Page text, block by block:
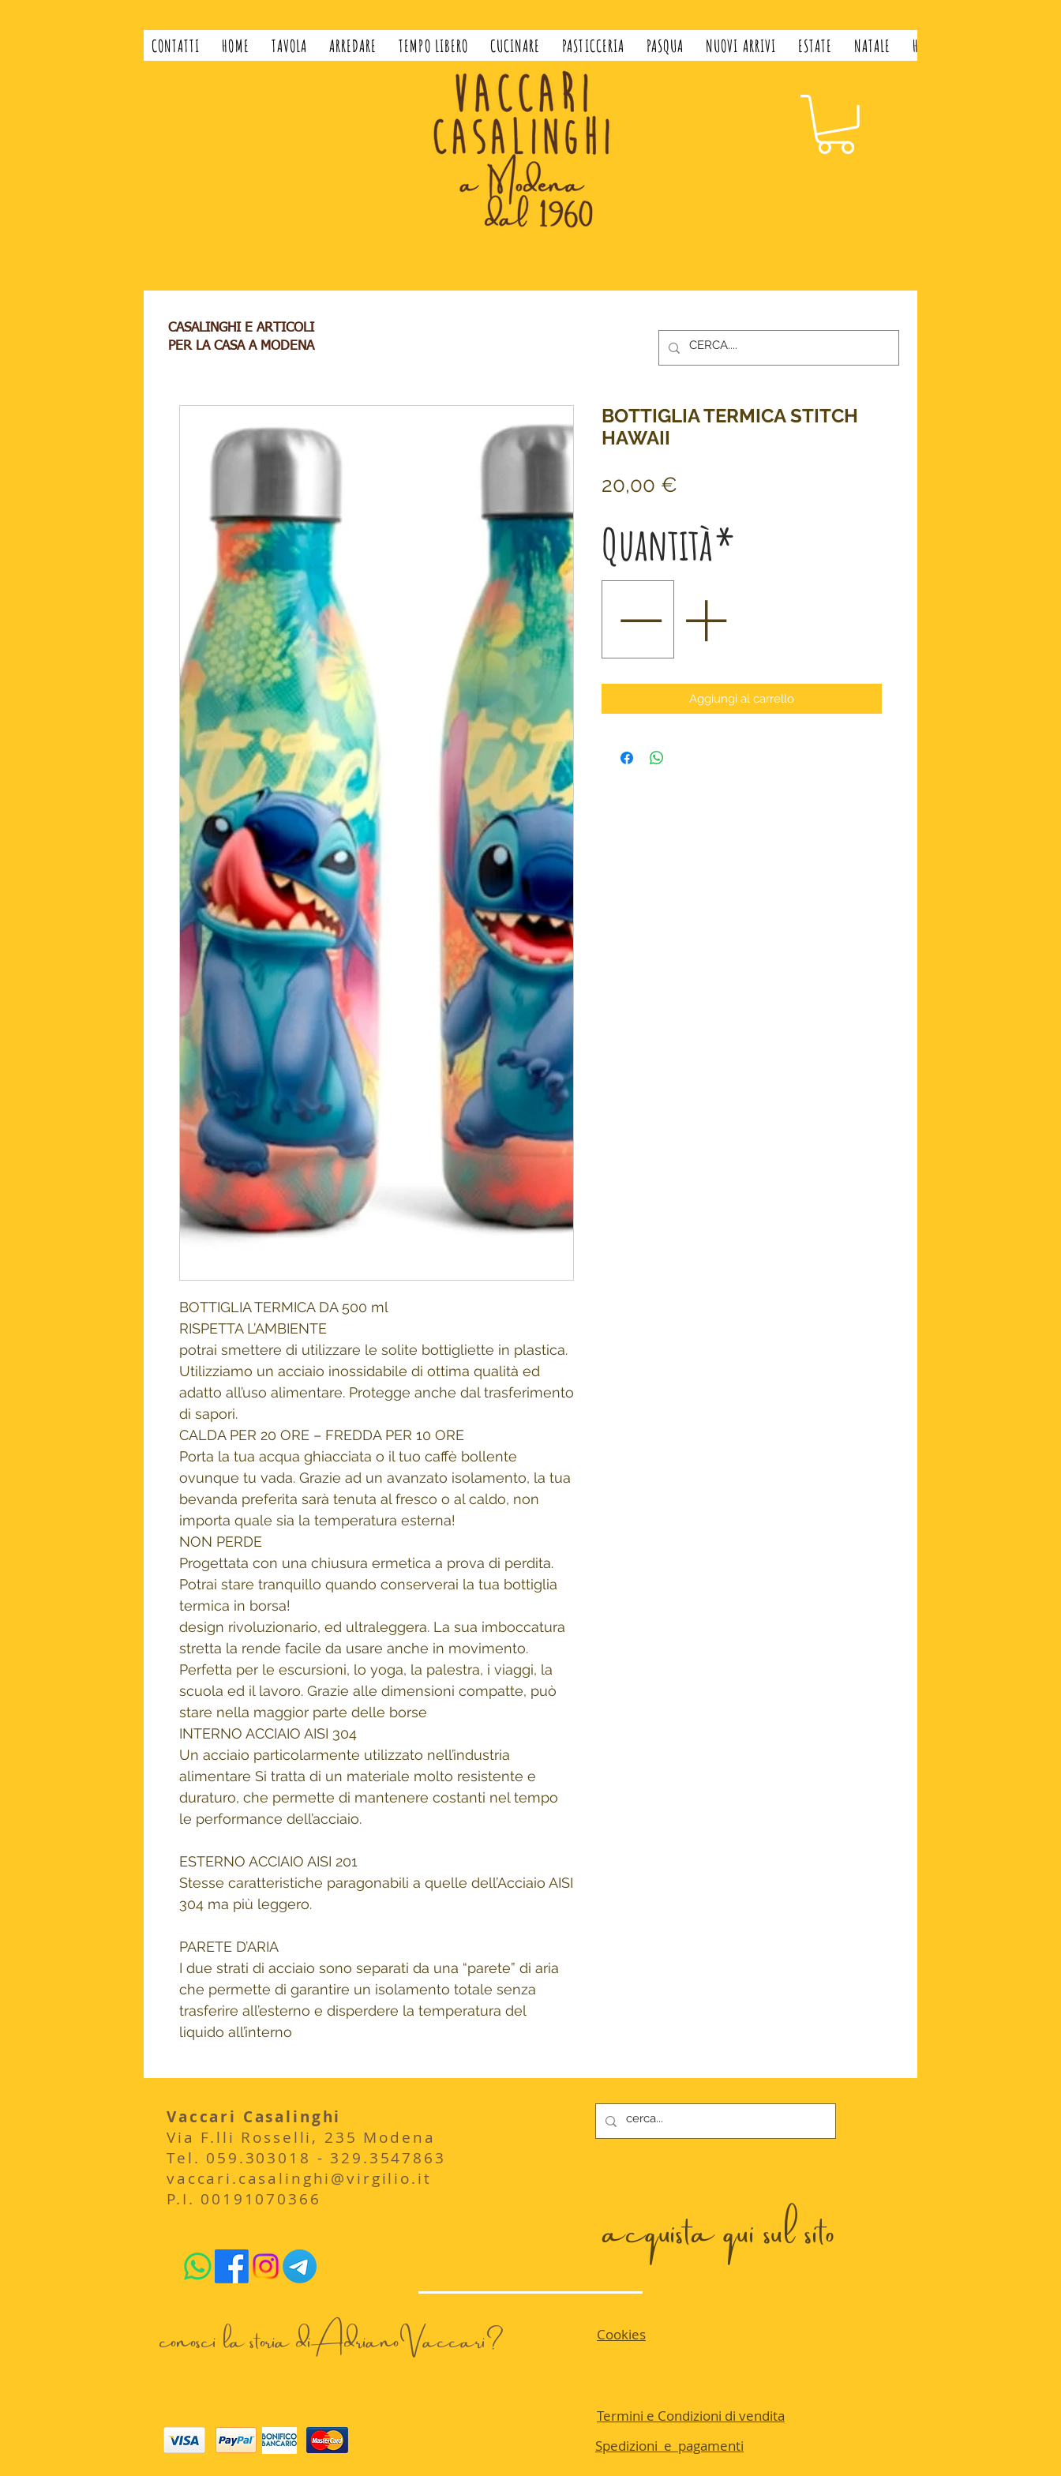
CONTATTI HOME TAVOLA ARREDARE TEMPO LIBERO CUCINARE PASTICCERIA PASQUA NUOVI ARRIVI ESTATE NATALE H&H LIFESTYLE
CASALINGHI E ARTICOLI
PER LA CASA A MODENA
BOTTIGLIA TERMICA DA 500 ml
RISPETTA L’AMBIENTE
potrai smettere di utilizzare le solite bottigliette in plastica.
Utilizziamo un acciaio inossidabile di ottima qualità ed
adatto all’uso alimentare. Protegge anche dal trasferimento
di sapori.
CALDA PER 20 ORE – FREDDA PER 10 ORE
Porta la tua acqua ghiacciata o il tuo caffè bollente
ovunque tu vada. Grazie ad un avanzato isolamento, la tua
bevanda preferita sarà tenuta al fresco o al caldo, non
importa quale sia la temperatura esterna!
NON PERDE
Progettata con una chiusura ermetica a prova di perdita.
Potrai stare tranquillo quando conserverai la tua bottiglia
termica in borsa!
design rivoluzionario, ed ultraleggera. La sua imboccatura
stretta la rende facile da usare anche in movimento.
Perfetta per le escursioni, lo yoga, la palestra, i viaggi, la
scuola ed il lavoro. Grazie alle dimensioni compatte, può
stare nella maggior parte delle borse
INTERNO ACCIAIO AISI 304
Un acciaio particolarmente utilizzato nell’industria
alimentare Si tratta di un materiale molto resistente e
duraturo, che permette di mantenere costanti nel tempo
le performance dell’acciaio.
ESTERNO ACCIAIO AISI 201
Stesse caratteristiche paragonabili a quelle dell’Acciaio AISI
304 ma più leggero.
PARETE D’ARIA
I due strati di acciaio sono separati da una “parete” di aria
che permette di garantire un isolamento totale senza
trasferire all’esterno e disperdere la temperatura del
liquido all’interno
BOTTIGLIA TERMICA STITCH
HAWAII
20,00 €
Quantità*
Aggiungi al carrello
Vaccari Casalinghi
Via F.lli Rosselli, 235 Modena
​Tel. 059.303018 - 329.3547863
vaccari.casalinghi@virgilio.it
P.I. 00191070366
acquista qui sul sito
conosci la storia di AdrianoVaccari? Cookies
Termini e Condizioni di vendita
Spedizioni e pagamenti